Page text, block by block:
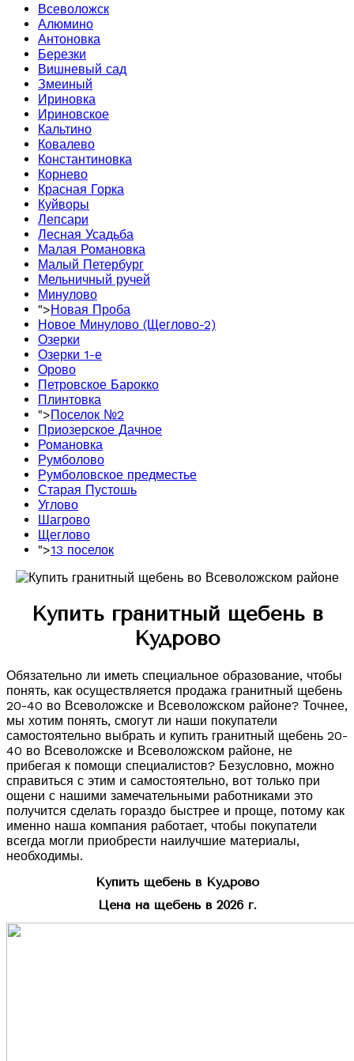
Всеволожск
Алюмино
Антоновка
Березки
Вишневый сад
Змеиный
Ириновка
Ириновское
Кальтино
Ковалево
Константиновка
Корнево
Красная Горка
Куйворы
Лепсари
Лесная Усадьба
Малая Романовка
Малый Петербург
Мельничный ручей
Минулово
">Новая Проба
Новое Минулово (Щеглово-2)
Озерки
Озерки 1-е
Орово
Петровское Барокко
Плинтовка
">Поселок №2
Приозерское Дачное
Романовка
Румболово
Румболовское предместье
Старая Пустошь
Углово
Шагрово
Щеглово
">13 поселок
Купить гранитный щебень в
Кудрово
Обязательно ли иметь специальное образование, чтобы
понять, как осуществляется продажа гранитный щебень
20-40 во Всеволожске и Всеволожском районе? Точнее,
мы хотим понять, смогут ли наши покупатели
самостоятельно выбрать и купить гранитный щебень 20-
40 во Всеволожске и Всеволожском районе, не
прибегая к помощи специалистов? Безусловно, можно
справиться с этим и самостоятельно, вот только при
ощени с нашими замечательными работниками это
получится сделать гораздо быстрее и проще, потому как
именно наша компания работает, чтобы покупатели
всегда могли приобрести наилучшие материалы,
необходимы.
Купить щебень в Кудрово
Цена на щебень в 2026 г.